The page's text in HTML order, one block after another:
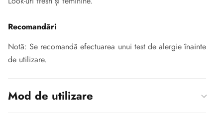
Recomandări
Notă: Se recomandă efectuarea unui test de alergie înainte
de utilizare.
Mod de utilizare